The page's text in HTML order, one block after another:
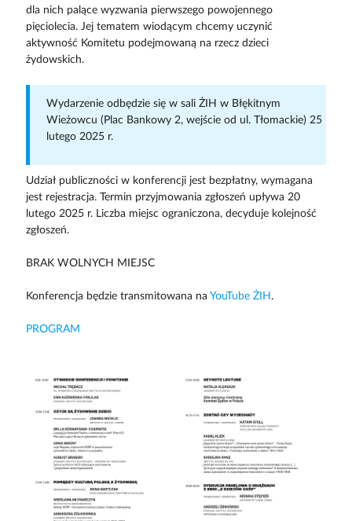
dla nich palące wyzwania pierwszego powojennego
pięciolecia. Jej tematem wiodącym chcemy uczynić
aktywność Komitetu podejmowaną na rzecz dzieci
żydowskich.
Wydarzenie odbędzie się w sali ŻIH w Błękitnym
Wieżowcu (Plac Bankowy 2, wejście od ul. Tłomackie) 25
lutego 2025 r.
Udział publiczności w konferencji jest bezpłatny, wymagana
jest rejestracja. Termin przyjmowania zgłoszeń upływa 20
lutego 2025 r. Liczba miejsc ograniczona, decyduje kolejność
zgłoszeń.
BRAK WOLNYCH MIEJSC
Konferencja będzie transmitowana na YouTube ŻIH .
PROGRAM